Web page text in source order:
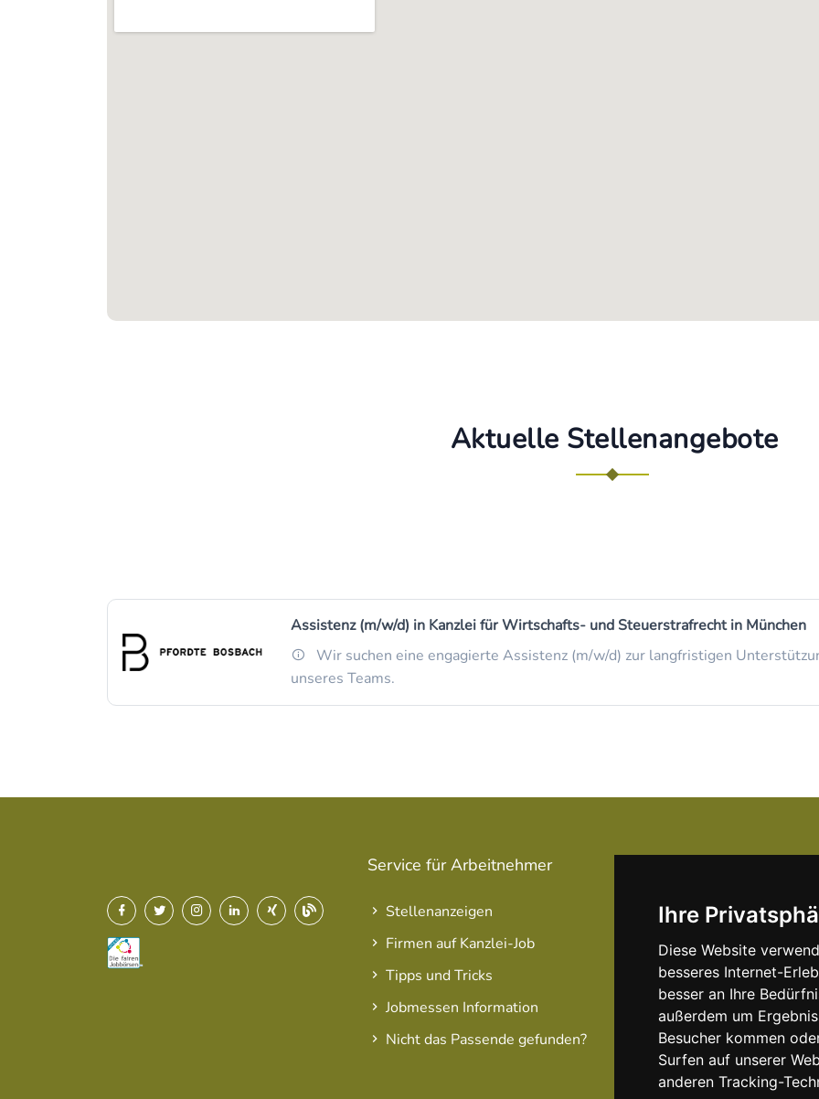
Ihre
Diese Website
besseres Internet-
besser an Ihre
außerdem um
Besucher kommen
Surfen auf unserer
anderen Tracking-
Aktuelle Stellenangebote
Assistenz (m/w/d) in Kanzlei für Wirtschafts- und Steuerstrafrecht in München
Wir suchen eine engagierte Assistenz (m/w/d) zur langfristigen
unseres Teams.
Service für Arbeitnehmer
Stellenanzeigen
Firmen auf Kanzlei-Job
Tipps und Tricks
Jobmessen Information
Nicht das Passende gefunden?
Stellenanzeige schalten
Unsere Anzeigen Pakete /
Preise
Optimierung Ihrer